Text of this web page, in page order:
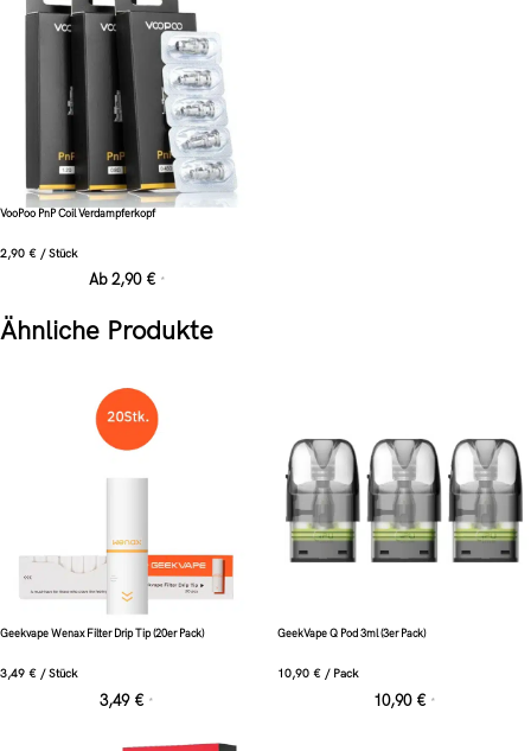
VooPoo PnP Coil Verdampferkopf
2,90 € /Stück
Ab2,90 € *
Ähnliche Produkte
Geekvape Wenax Filter Drip Tip (20er Pack)
3,49 € /Stück
3,49 € *
GeekVape Q Pod 3ml (3er Pack)
10,90 € / Pack
10,90 € *